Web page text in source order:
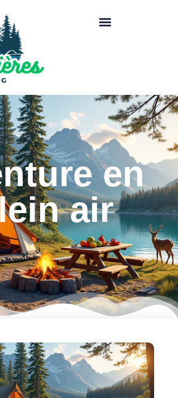
en
air